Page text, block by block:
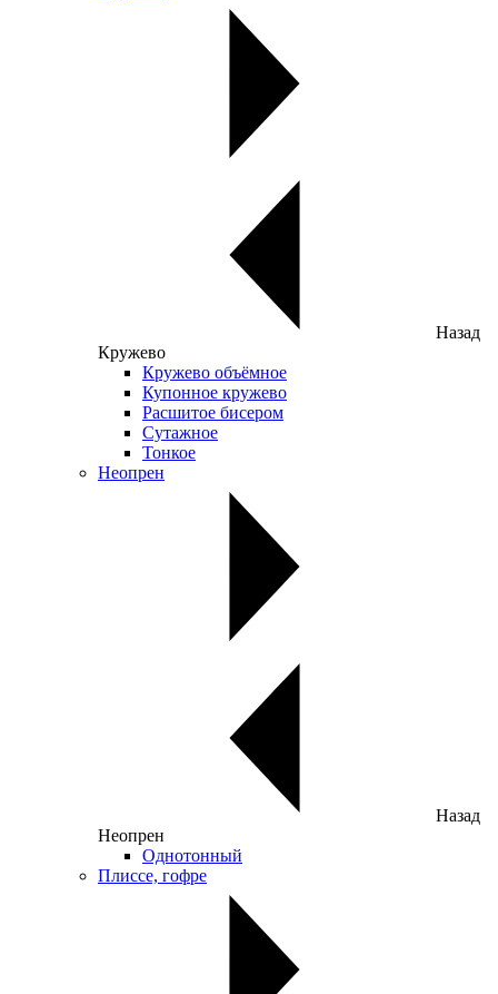
Назад
Кружево
Кружево объёмное
Купонное кружево
Расшитое бисером
Сутажное
Тонкое
Неопрен
Назад
Неопрен
Однотонный
Плиссе, гофре